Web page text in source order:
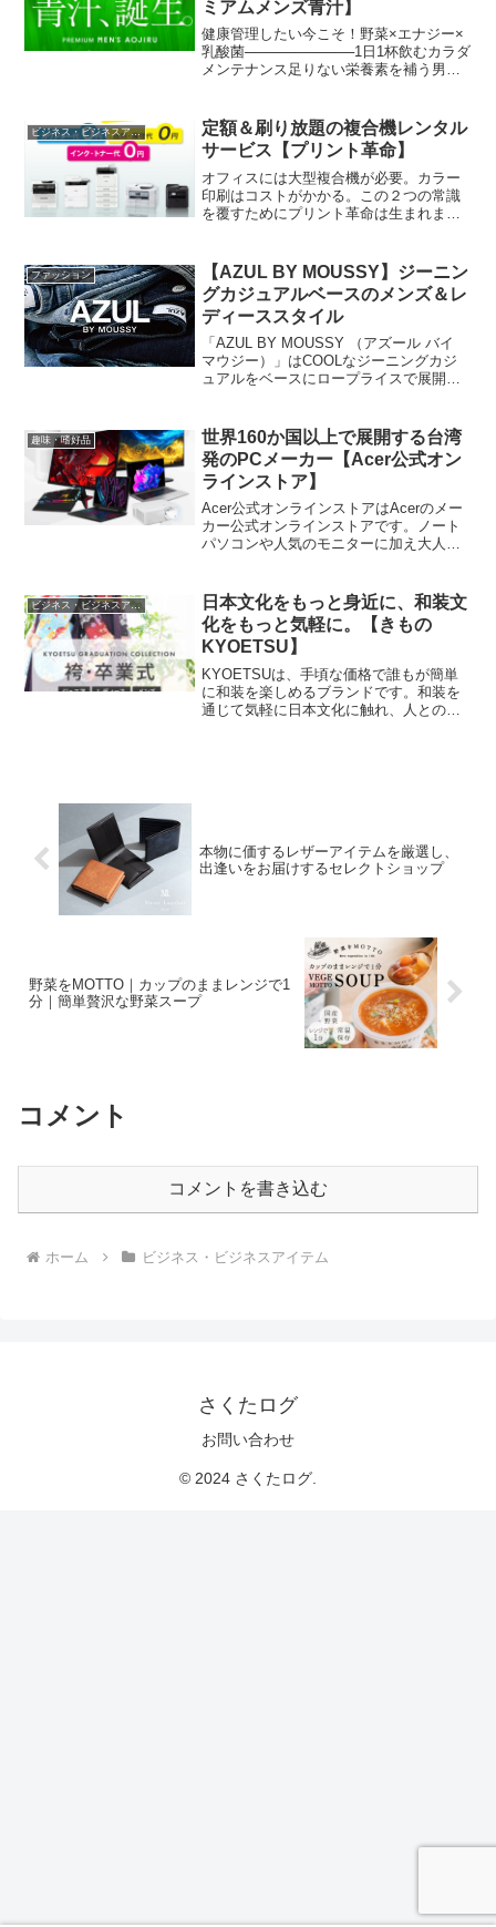
ミアムメンズ青汁】
健康管理したい今こそ！野菜×エナジー×
乳酸菌───────────1日1杯飲むカラダ
メンテナンス足りない栄養素を補う男性
ビジネス・ビジネスアイテム
定額＆刷り放題の複合機レンタル
サービス【プリント革命】
オフィスには大型複合機が必要。カラー
印刷はコストがかかる。この２つの常識
を覆すためにプリント革命は生まれまし
刷出来るサービスを提供する事で、顧客
企業の売上アップに貢献すること。更に
消耗品であったインク・トナー、プリン
ター本体のリース代などを抑えられるこ
とから、お客様の利益の最大化にも貢献
すること。この二つがプリント革命の使
命です。
ファッション
【AZUL BY MOUSSY】ジーニン
グカジュアルベースのメンズ＆レ
ディーススタイル
「AZUL BY MOUSSY （アズール バイ
マウジー）」はCOOLなジーニングカジ
ュアルをベースにロープライスで展開す
に定評のある「MOUSSY」「SLY」など
を展開するバロックジャパンリミテッド
より、ショッピングモールを中心に全国
120店舗以上に出店しています。社内の生
産背景を活かし実現した、ロープライス
ながらも高品質という高コストパフォー
マンスが多くの方に支持されており、雑
誌をはじめとしたメディアで取り上げら
なアイテムのみならず、トレンド感のあ
るアイテムも充実しています。
趣味・嗜好品
世界160か国以上で展開する台湾
発のPCメーカー【Acer公式オン
ラインストア】
Acer公式オンラインストアはAcerのメー
カー公式オンラインストアです。ノート
パソコンや人気のモニターに加え大人気
ます。キャンペーンも頻繁に行い、ユー
ザーが欲しい製品をお求めやすい価格で
ご提供できるよう常に探求しています。
今なら初回限定5％OFFクーポンを配布
中。
ビジネス・ビジネスアイテム
日本文化をもっと身近に、和装文
化をもっと気軽に。【きもの
KYOETSU】
KYOETSUは、手頃な価格で誰もが簡単
に和装を楽しめるブランドです。和装を
通じて気軽に日本文化に触れ、人との繋
本物に価するレザーアイテムを厳選し、
出逢いをお届けするセレクトショップ
野菜をMOTTO｜カップのままレンジで1
分｜簡単贅沢な野菜スープ
コメント
コメントを書き込む
ホーム ビジネス・ビジネスアイテム
さくたログ
お問い合わせ
© 2024 さくたログ.